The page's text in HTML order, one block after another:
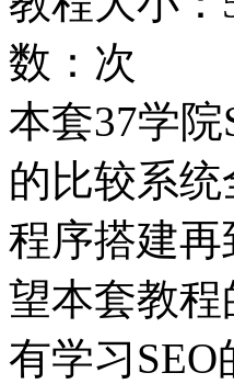
数： 次
本套37学
的比较系
程序搭建再
望本套教程
有学习